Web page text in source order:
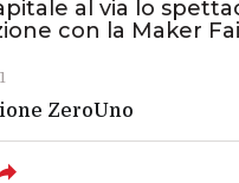
al via lo
con la Maker
ZeroUno